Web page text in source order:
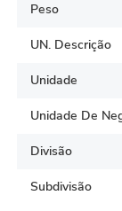
Peso
UN. Descrição
Unidade
Unidade De
Divisão
Subdivisão